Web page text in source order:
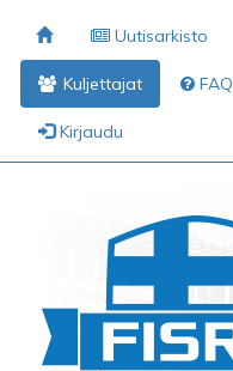
Uutisarkisto
Kuljettajat FAQ
Kirjaudu